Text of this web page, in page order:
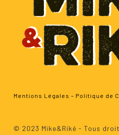
Mentions Légales – Politique de
© 2023 Mike&Riké - Tous